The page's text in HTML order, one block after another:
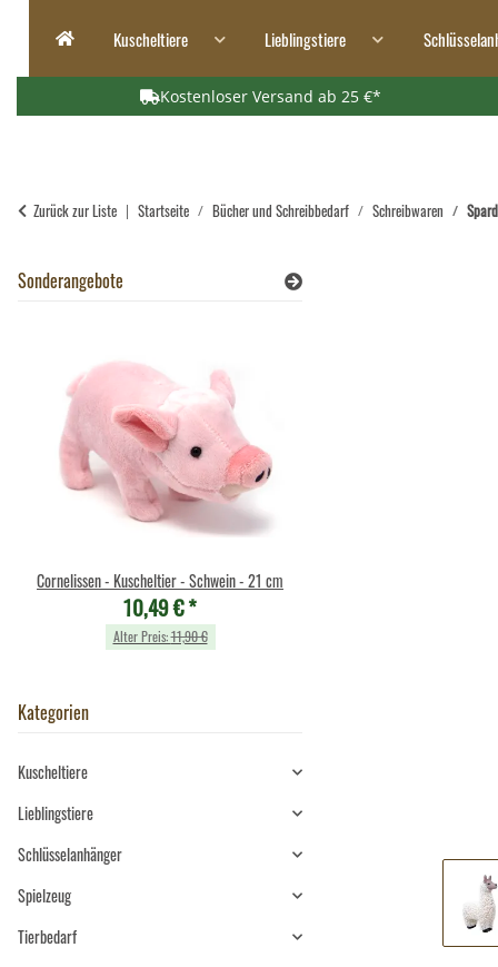
Kuscheltiere Lieblingstiere
Kostenloser Versand ab 25 €*
Zurück zur Liste Startseite Bücher und Schreibbedarf Schreibwaren
Sonderangebote
Cornelissen - Kuscheltier - Schwein - 21 cm
10,49 €*
Alter Preis:11,90 €
Plüsch
Kategorien
Kuscheltiere
Lieblingstiere
Schlüsselanhänger
Spielzeug
Tierbedarf